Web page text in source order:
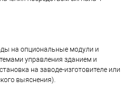
на опциональные модули и
управления зданием и
на заводе-изготовителе или
выяснения).